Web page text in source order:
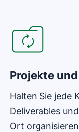
Projekte
Halten Sie jede
Deliverables
Ort